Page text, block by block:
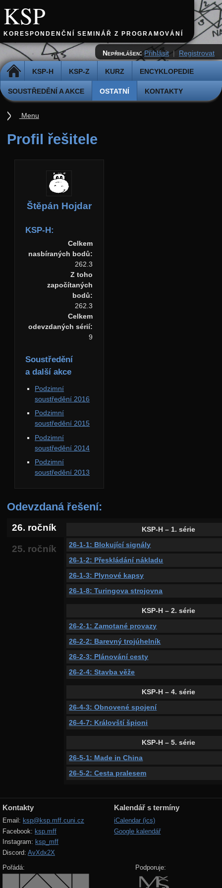
KSP
KORESPONDENČNÍ SEMINÁŘ Z PROGRAMOVÁNÍ
DOMŮ KSP-H KSP-Z KURZ ENCYKLOPEDIE
SOUSTŘEDĚNÍ A AKCE OSTATNÍ KONTAKTY
Nepřihlášen: Přihlásit | Registrovat
Profil řešitele
Štěpán Hojdar
KSP-H:
Celkem
nasbíraných bodů:
262.3
Z toho
započítaných
bodů:
262.3
Celkem
odevzdaných sérií:
9
Soustředění
a další akce
Podzimní
soustředění 2016
Podzimní
soustředění 2015
Podzimní
soustředění 2014
Podzimní
soustředění 2013
Odevzdaná řešení:
26. ročník
25. ročník
KSP-H – 1. série
26-1-1: Blokující signály
26-1-2: Přeskládání nákladu
26-1-3: Plynové kapsy
26-1-8: Turingova strojovna
KSP-H – 2. série
26-2-1: Zamotané provazy
26-2-2: Barevný trojúhelník
26-2-3: Plánování cesty
26-2-4: Stavba věže
KSP-H – 4. série
26-4-3: Obnovené spojení
26-4-7: Královští špioni
KSP-H – 5. série
26-5-1: Made in China
26-5-2: Cesta pralesem
Menu
Kontakty
Email: ksp@ksp.mff.cuni.cz
Facebook: ksp.mff
Instagram: ksp_mff
Discord: AvXdx2X
Kalendář s termíny
iCalendar (ics)
Google kalendář
Pořádá: Podporuje: